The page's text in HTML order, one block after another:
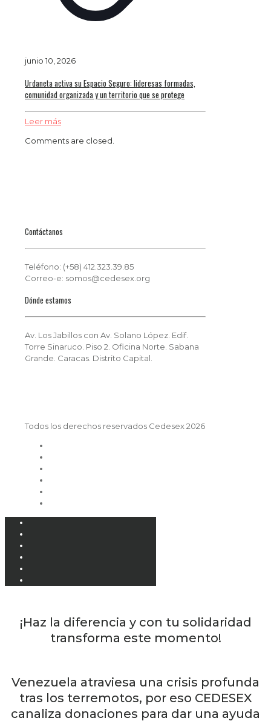
junio 10, 2026
Urdaneta activa su Espacio Seguro: lideresas formadas,
comunidad organizada y un territorio que se protege
Leer más
Comments are closed.
Contáctanos
Teléfono: (+58) 412.323.39.85
Correo-e: somos@cedesex.org
Dónde estamos
Av. Los Jabillos con Av. Solano López. Edif.
Torre Sinaruco. Piso 2. Oficina Norte. Sabana
Grande. Caracas. Distrito Capital.
Todos los derechos reservados Cedesex 2026
¡Haz la diferencia y con tu solidaridad
transforma este momento!
Venezuela atraviesa una crisis profunda
tras los terremotos, por eso CEDESEX
canaliza donaciones para dar una ayuda